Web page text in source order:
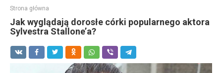
Strona główna
Jak wyglądają dorosłe córki popularnego aktora
Sylvestra Stallone’a?